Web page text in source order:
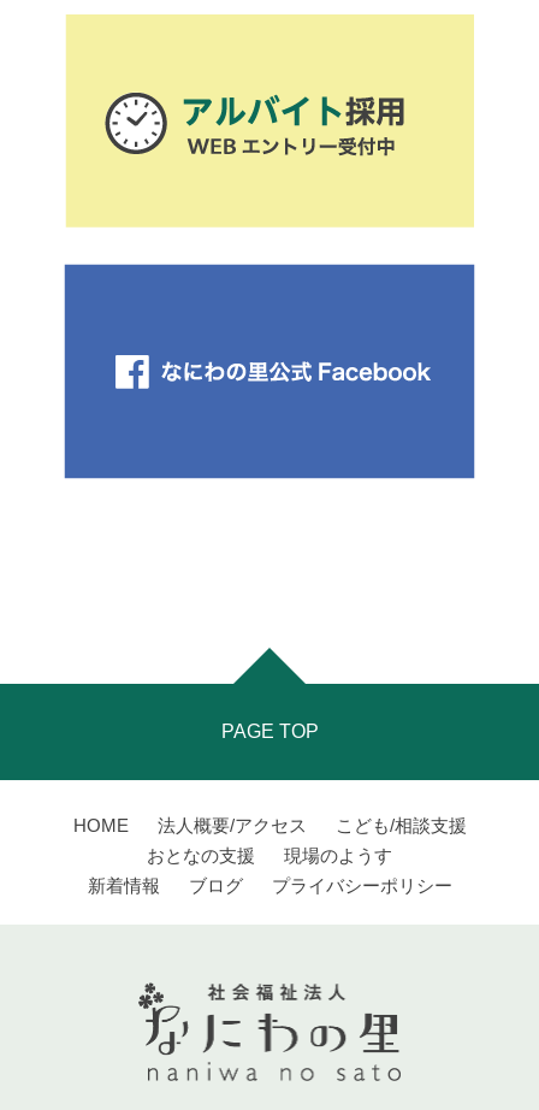
PAGE TOP
HOME 法人概要/アクセス
こども/相談支援
おとなの支援
現場のようす
新着情報
ブログ プライバシーポリシー